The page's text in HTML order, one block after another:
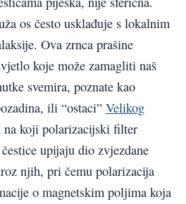
os često usklađuje s lokalnim
Ova zrnca prašine
koje može zamagliti naš
svemira, poznate kao
ili “ostaci” Velikog
na koji polarizacijski filter
upijaju dio zvjezdane
njih, pri čemu polarizacija
o magnetskim poljima koja